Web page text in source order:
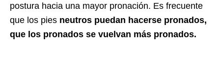
postura hacia una mayor pronación. Es frecuente
que los pies neutros puedan hacerse pronados,
que los pronados se vuelvan más pronados.